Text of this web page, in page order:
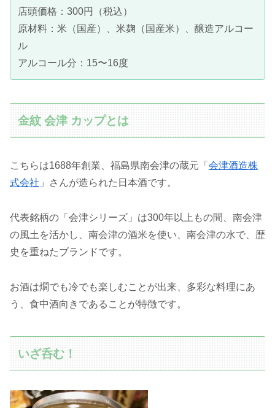
店頭価格：300円（税込）
原材料：米（国産）、米麹（国産米）、醸造アルコー
ル
アルコール分：15〜16度
金紋 会津 カップとは
こちらは1688年創業、福島県南会津の蔵元「 会津酒造株
式会社 」さんが造られた日本酒です。
代表銘柄の「会津シリーズ」は300年以上もの間、南会津
の風土を活かし、南会津の酒米を使い、南会津の水で、歴
史を重ねたブランドです。
お酒は燗でも冷でも楽しむことが出来、多彩な料理にあ
う、食中酒向きであることが特徴です。
いざ呑む！